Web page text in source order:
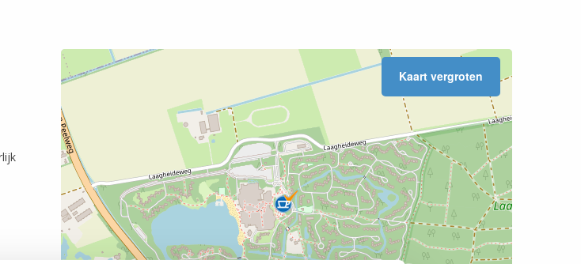
Kaart vergroten